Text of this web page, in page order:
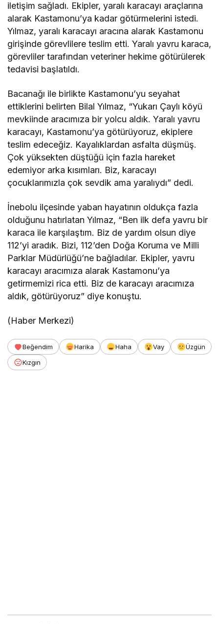
iletişim sağladı. Ekipler, yaralı karacayı araçlarına
alarak Kastamonu’ya kadar götürmelerini istedi.
Yılmaz, yaralı karacayı aracına alarak Kastamonu
girişinde görevlilere teslim etti. Yaralı yavru karaca,
görevliler tarafından veteriner hekime götürülerek
tedavisi başlatıldı.
Bacanağı ile birlikte Kastamonu’yu seyahat
ettiklerini belirten Bilal Yılmaz, “Yukarı Çaylı köyü
mevkiinde aracımıza bir yolcu aldık. Yaralı yavru
karacayı, Kastamonu’ya götürüyoruz, ekiplere
teslim edeceğiz. Kayalıklardan asfalta düşmüş.
Çok yüksekten düştüğü için fazla hareket
edemiyor arka kısımları. Biz, karacayı
çocuklarımızla çok sevdik ama yaralıydı” dedi.
İnebolu ilçesinde yaban hayatının oldukça fazla
olduğunu hatırlatan Yılmaz, “Ben ilk defa yavru bir
karaca ile karşılaştım. Biz de yardım olsun diye
112’yi aradık. Bizi, 112’den Doğa Koruma ve Milli
Parklar Müdürlüğü’ne bağladılar. Ekipler, yavru
karacayı aracımıza alarak Kastamonu’ya
getirmemizi rica etti. Biz de karacayı aracımıza
aldık, götürüyoruz” diye konuştu.
(Haber Merkezi)
Beğendim Harika Haha Vay
Üzgün
Kızgın